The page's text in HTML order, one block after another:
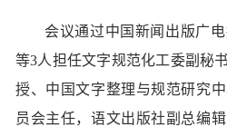
会议通过中国新闻出版广
等3人担任文字规范化工委副秘
授、中国文字整理与规范研究
员会主任，语文出版社副总编